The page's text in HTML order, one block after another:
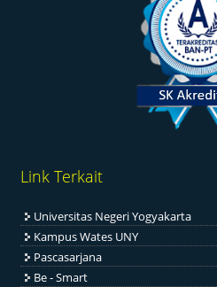
Link Terkait
Universitas Negeri Yogyakarta
Kampus Wates UNY
Pascasarjana
Be - Smart